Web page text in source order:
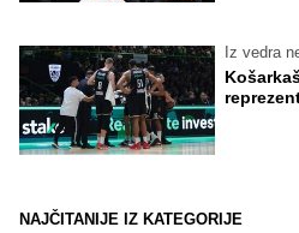
Iz vedra
NAJČITANIJE IZ KATEGORIJE